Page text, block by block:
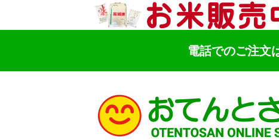
電話でのご注文
検索